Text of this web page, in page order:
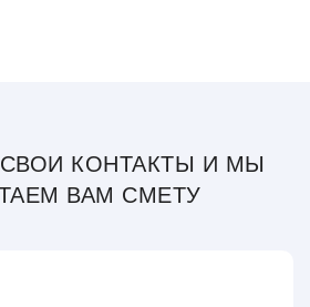
КОНТАКТЫ И МЫ
ВАМ СМЕТУ